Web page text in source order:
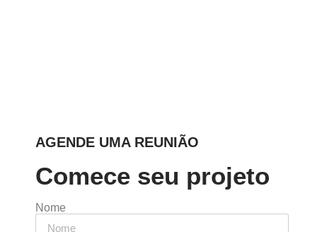
AGENDE UMA REUNIÃO
Comece seu projeto
Nome